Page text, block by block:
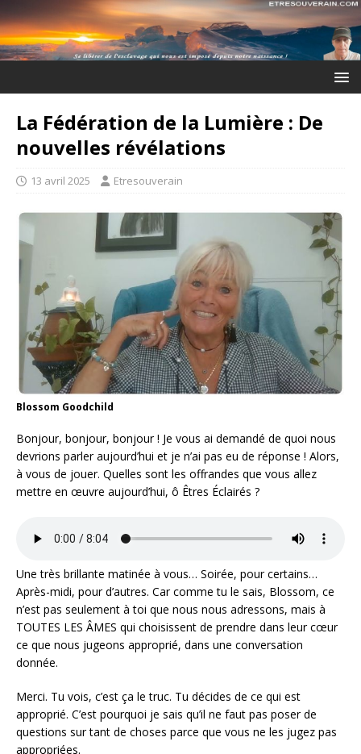
La Fédération de la Lumière : De
nouvelles révélations
13 avril 2025 Etresouverain
Blossom Goodchild
Bonjour, bonjour, bonjour ! Je vous ai demandé de quoi nous
devrions parler aujourd’hui et je n’ai pas eu de réponse ! Alors,
à vous de jouer. Quelles sont les offrandes que vous allez
mettre en œuvre aujourd’hui, ô Êtres Éclairés ?
Une très brillante matinée à vous… Soirée, pour certains…
Après-midi, pour d’autres. Car comme tu le sais, Blossom, ce
n’est pas seulement à toi que nous nous adressons, mais à
TOUTES LES ÂMES qui choisissent de prendre dans leur cœur
ce que nous jugeons approprié, dans une conversation
donnée.
Merci. Tu vois, c’est ça le truc. Tu décides de ce qui est
approprié. C’est pourquoi je sais qu’il ne faut pas poser de
questions sur tant de choses parce que vous ne les jugez pas
appropriées.